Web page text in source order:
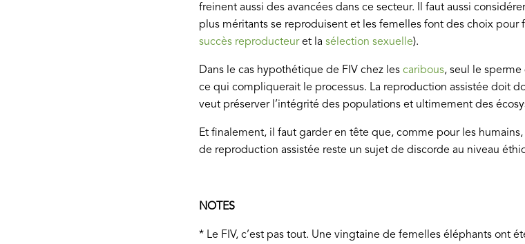
freinent aussi des avancées dans ce secteur. Il faut aussi
plus méritants se reproduisent et les femelles font des choix pour
succès reproducteuret la sélection sexuelle).
Dans le cas hypothétique de FIV chez les caribous, seul le
ce qui compliquerait le processus. La reproduction assistée doit
veut préserver l’intégrité des populations et ultimement des
Et finalement, il faut garder en tête que, comme pour les
de reproduction assistée reste un sujet de discorde au niveau
NOTES
* Le FIV, c’est pas tout. Une vingtaine de femelles éléphants ont